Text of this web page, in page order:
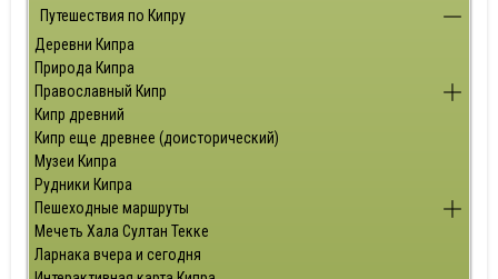
Путешествия по Кипру
Деревни Кипра
Природа Кипра
Православный Кипр
Кипр древний
Кипр еще древнее (доисторический)
Музеи Кипра
Рудники Кипра
Пешеходные маршруты
Мечеть Хала Султан Текке
Ларнака вчера и сегодня